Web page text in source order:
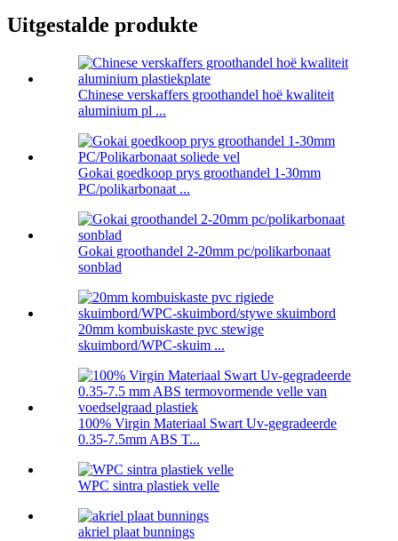
Uitgestalde produkte
Chinese verskaffers groothandel hoë kwaliteit
aluminium pl ...
Gokai goedkoop prys groothandel 1-30mm
PC/polikarbonaat ...
Gokai groothandel 2-20mm pc/polikarbonaat
sonblad
20mm kombuiskaste pvc stewige
skuimbord/WPC-skuim ...
100% Virgin Materiaal Swart Uv-gegradeerde
0.35-7.5mm ABS T...
WPC sintra plastiek velle
akriel plaat bunnings